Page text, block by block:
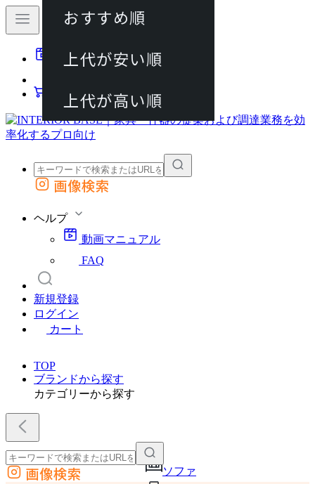
動画マニュアル
カート
外部サイトの商品をカートに追加
画像検索
ヘルプ
動画マニュアル
FAQ
新規登録
ログイン
カート
TOP
ブランドから探す
カテゴリーから探す
ソファ
外部サイトの商品をカートに追加
画像検索
おすすめ順
上代が安い順
上代が高い順